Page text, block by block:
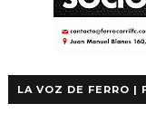
LA VOZ DE FERRO |